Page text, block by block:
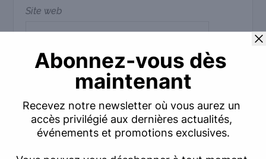
Site web
Commentaire*